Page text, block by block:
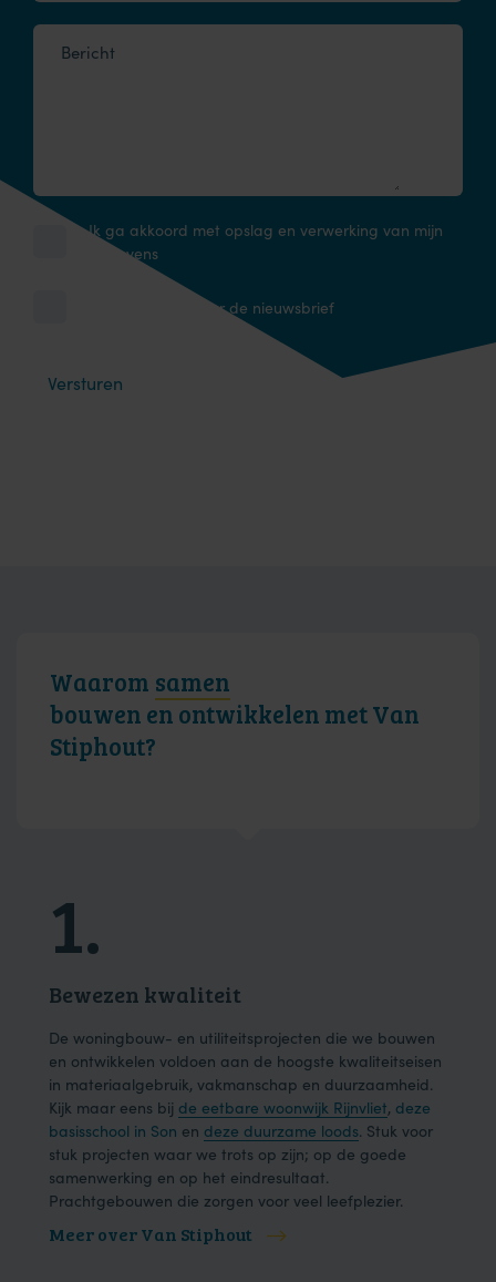
Bericht
Ik ga akkoord met opslag en verwerking van mijn
gegevens
Ik schrijf me in voor de nieuwsbrief
Waarom samen
bouwen en ontwikkelen met Van
Stiphout?
1.
Bewezen kwaliteit
De woningbouw- en utiliteitsprojecten die we bouwen
en ontwikkelen voldoen aan de hoogste kwaliteitseisen
in materiaalgebruik, vakmanschap en duurzaamheid.
Kijk maar eens bij de eetbare woonwijk Rijnvliet, deze
basisschool in Son en deze duurzame loods. Stuk voor
stuk projecten waar we trots op zijn; op de goede
samenwerking en op het eindresultaat.
Prachtgebouwen die zorgen voor veel leefplezier.
Meer over Van Stiphout